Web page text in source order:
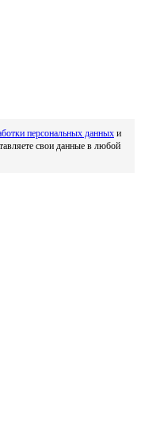
персональных данных и
свои данные в любой